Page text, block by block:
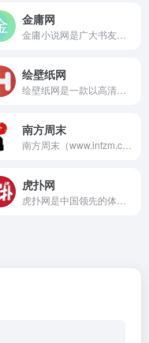
金庸网
绘壁纸网
南方周末
虎扑网